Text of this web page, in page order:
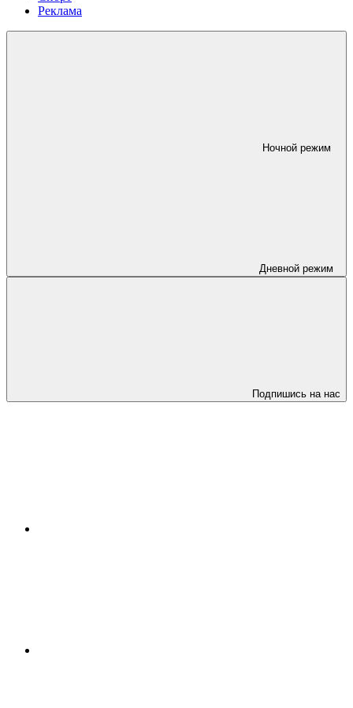
Реклама
Ночной режим
Дневной режим
Подпишись на нас